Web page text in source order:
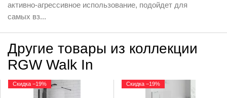
активно-агрессивное использование, подойдет для
самых вз...
Другие товары из коллекции
RGW Walk In
Скидка −19% Скидка −19%